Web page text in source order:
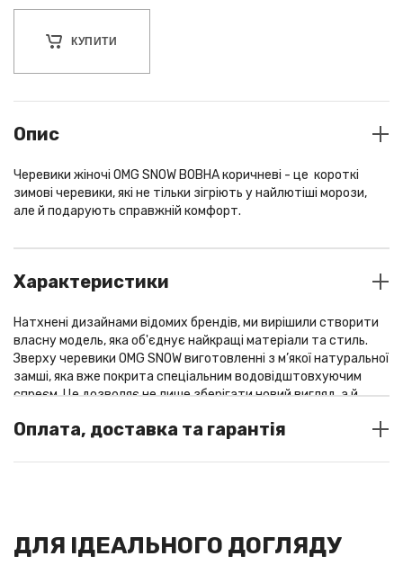
КУПИТИ
Опис
Черевики жіночі OMG SNOW ВОВНА коричневі - це короткі
зимові черевики, які не тільки зігріють у найлютіші морози,
але й подарують справжній комфорт.
Характеристики
Натхнені дизайнами відомих брендів, ми вирішили створити
власну модель, яка об'єднує найкращі матеріали та стиль.
Зверху черевики OMG SNOW виготовленні з м’якої натуральної
замші, яка вже покрита спеціальним водовідштовхуючим
спреєм. Це дозволяє не лише зберігати новий вигляд, а й
преміальну підкладку з натурального хутра або високоякісної
Ця м'яка і тепла внутрішня частина забезпечує неймовірний
Особливою гордістю черевик OMG SNOW є їх підошва, що на
Оплата, доставка та гарантія
післяплата (за передоплатою 200/250 грн, у разі відмови від
ДЛЯ ІДЕАЛЬНОГО ДОГЛЯДУ